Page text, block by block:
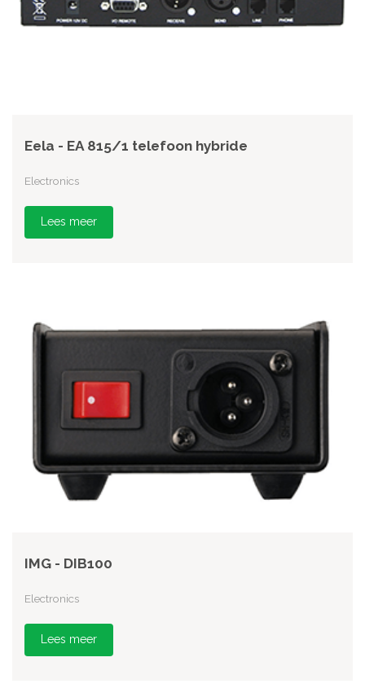
Eela - EA 815/1 telefoon hybride
Electronics
Lees meer
IMG - DIB100
Electronics
Lees meer